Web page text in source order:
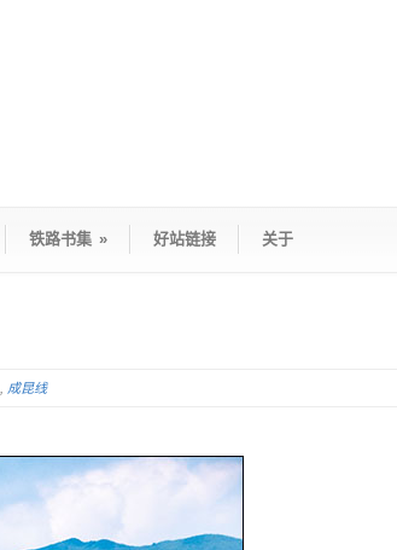
铁路书集 » 好站链接 关于
成昆线